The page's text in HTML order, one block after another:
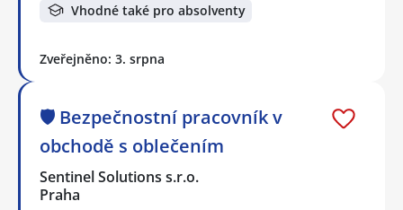
Vhodné také pro absolventy
Zveřejněno: 3. srpna
🛡️ Bezpečnostní pracovník v
obchodě s oblečením
Sentinel Solutions s.r.o.
Praha